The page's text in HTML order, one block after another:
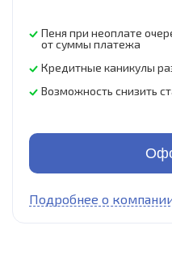
Пеня при неоплате
от суммы платежа
Кредитные каникулы
Возможность снизить
Подробнее о